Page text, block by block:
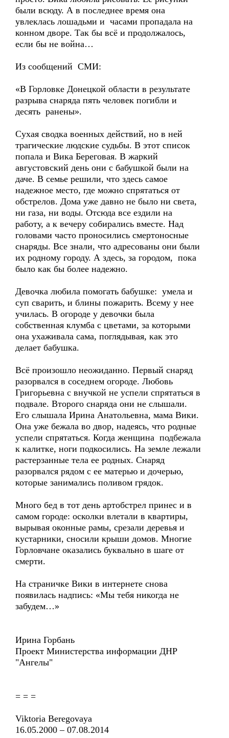
были всюду. А в последнее время она
увлеклась лошадьми и часами пропадала на
конном дворе. Так бы всё и продолжалось,
если бы не война…
Из сообщений СМИ:
«В Горловке Донецкой области в результате
разрыва снаряда пять человек погибли и
десять ранены».
Сухая сводка военных действий, но в ней
трагические людские судьбы. В этот список
попала и Вика Береговая. В жаркий
августовский день они с бабушкой были на
даче. В семье решили, что здесь самое
надежное место, где можно спрятаться от
обстрелов. Дома уже давно не было ни света,
ни газа, ни воды. Отсюда все ездили на
работу, а к вечеру собирались вместе. Над
головами часто проносились смертоносные
снаряды. Все знали, что адресованы они были
их родному городу. А здесь, за городом, пока
было как бы более надежно.
Девочка любила помогать бабушке: умела и
суп сварить, и блины пожарить. Всему у нее
училась. В огороде у девочки была
собственная клумба с цветами, за которыми
она ухаживала сама, поглядывая, как это
делает бабушка.
Всё произошло неожиданно. Первый снаряд
разорвался в соседнем огороде. Любовь
Григорьевна с внучкой не успели спрятаться в
подвале. Второго снаряда они не слышали.
Его слышала Ирина Анатольевна, мама Вики.
Она уже бежала во двор, надеясь, что родные
успели спрятаться. Когда женщина подбежала
к калитке, ноги подкосились. На земле лежали
растерзанные тела ее родных. Снаряд
разорвался рядом с ее матерью и дочерью,
которые занимались поливом грядок.
Много бед в тот день артобстрел принес и в
самом городе: осколки влетали в квартиры,
вырывая оконные рамы, срезали деревья и
кустарники, сносили крыши домов. Многие
Горловчане оказались буквально в шаге от
смерти.
На страничке Вики в интернете снова
появилась надпись: «Мы тебя никогда не
забудем…»
Ирина Горбань
Проект Министерства информации ДНР
"Ангелы"
= = =
Viktoria Beregovaya
16.05.2000 – 07.08.2014